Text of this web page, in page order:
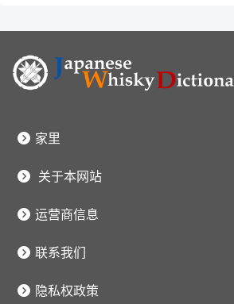
家里
关于本网站
运营商信息
联系我们
隐私权政策